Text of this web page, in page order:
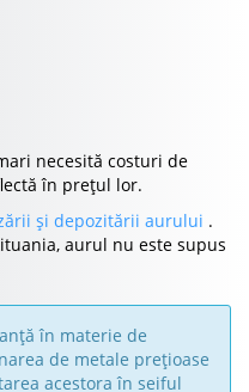
necesită costuri de
în prețul lor.
și depozitării aurului .
aurul nu este supus
în materie de
de metale prețioase
acestora în seiful